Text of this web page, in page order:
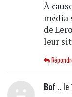
À
média
de
leur
Bof ..le